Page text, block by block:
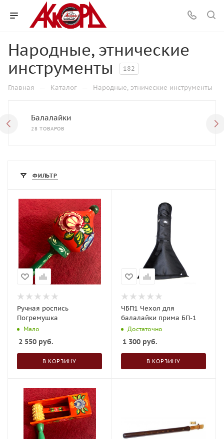
Народные, этнические
инструменты
182
Главная — Каталог — Народные, этнические инструменты
Балалайки
28 ТОВАРОВ
ФИЛЬТР
Ручная роспись
Погремушка
Мало
2 550 руб.
В КОРЗИНУ
ЧБП1 Чехол для
балалайки прима БП-1
Достаточно
1 300 руб.
В КОРЗИНУ